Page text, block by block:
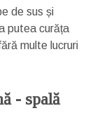
de sus și
putea curăța
multe lucruri
- spală